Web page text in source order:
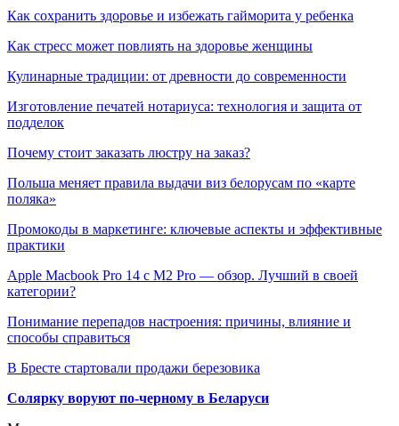
Как сохранить здоровье и избежать гайморита у ребенка
Как стресс может повлиять на здоровье женщины
Кулинарные традиции: от древности до современности
Изготовление печатей нотариуса: технология и защита от
подделок
Почему стоит заказать люстру на заказ?
Польша меняет правила выдачи виз белорусам по «карте
поляка»
Промокоды в маркетинге: ключевые аспекты и эффективные
практики
Apple Macbook Pro 14 с M2 Pro — обзор. Лучший в своей
категории?
Понимание перепадов настроения: причины, влияние и
способы справиться
В Бресте стартовали продажи березовика
Солярку воруют по-черному в Беларуси